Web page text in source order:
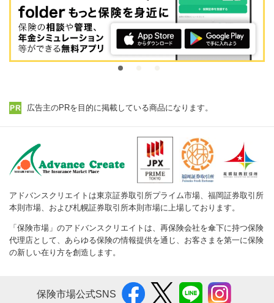
広告主のPRを目的に掲載している商品になります。
アドバンスクリエイトは東京証券取引所プライム市場、福岡証券取引所
本則市場、および札幌証券取引所本則市場に上場しております。
「保険市場」のアドバンスクリエイトは、再保険会社を傘下に持つ保険
代理店として、あらゆる保険の情報提供を通じ、お客さまを第一に保険
の新しい在り方を創造します。
保険市場公式SNS